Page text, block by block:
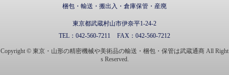
梱包・輸送・搬出入・倉庫保管・産廃
東京都武蔵村山市伊奈平1-24-2
TEL： 042-560-7211 FAX： 042-560-7212
Copyright © 東京・山形の精密機械や美術品の輸送・梱包・保管は武蔵通商 All Right
s Reserved.